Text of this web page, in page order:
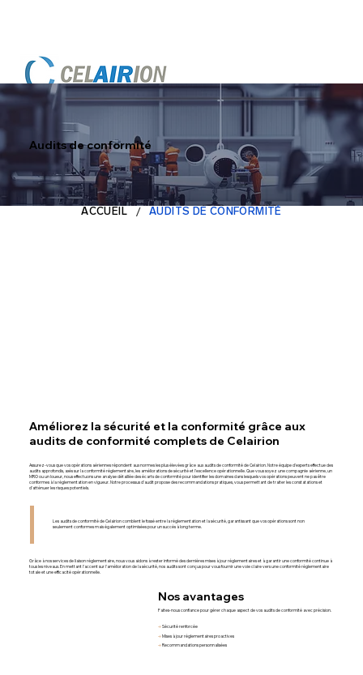
Audits de conformité
ACCUEIL / AUDITS DE CONFORMITÉ
Améliorez la sécurité et la conformité grâce aux
audits de conformité complets de Celairion
Assurez-vous que vos opérations aériennes répondent aux normes les plus élevées grâce aux audits de conformité de Celairion. Notre équipe d'experts effectue des
audits approfondis, axés sur la conformité réglementaire, les améliorations de sécurité et l'excellence opérationnelle. Que vous soyez une compagnie aérienne, un
MRO ou un loueur, nous effectuons une analyse détaillée des écarts de conformité pour identifier les domaines dans lesquels vos opérations peuvent ne pas être
conformes à la réglementation en vigueur. Notre processus d'audit propose des recommandations pratiques, vous permettant de traiter les constatations et
d'atténuer les risques potentiels.
Les audits de conformité de Celairion comblent le fossé entre la réglementation et la sécurité, garantissant que vos opérations sont non
seulement conformes mais également optimisées pour un succès à long terme.
Grâce à nos services de liaison réglementaire, nous vous aidons à rester informé des dernières mises à jour réglementaires et à garantir une conformité continue à
tous les niveaux. En mettant l'accent sur l'amélioration de la sécurité, nos audits sont conçus pour vous fournir une voie claire vers une conformité réglementaire
totale et une efficacité opérationnelle.
Nos avantages
Faites-nous confiance pour gérer chaque aspect de vos audits de conformité avec précision.
🡪Sécurité renforcée
🡪Mises à jour réglementaires proactives
🡪Recommandations personnalisées